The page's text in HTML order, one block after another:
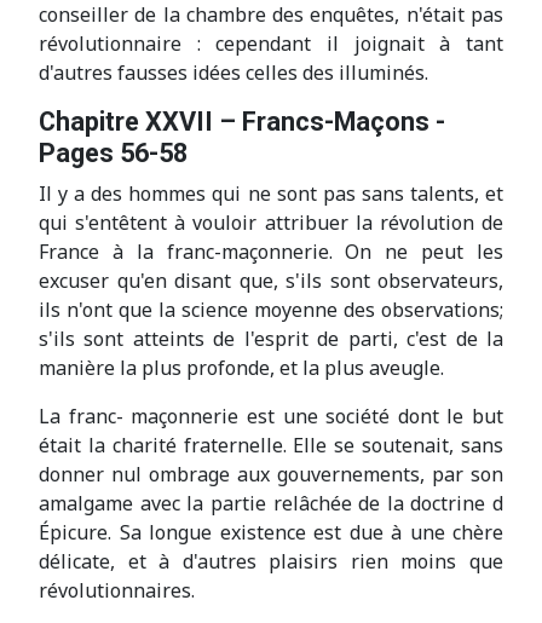
conseiller de la chambre des enquêtes, n'était pas
révolutionnaire : cependant il joignait à tant
d'autres fausses idées celles des illuminés.
Chapitre XXVII – Francs-Maçons -
Pages 56-58
Il y a des hommes qui ne sont pas sans talents, et
qui s'entêtent à vouloir attribuer la révolution de
France à la franc-maçonnerie. On ne peut les
excuser qu'en disant que, s'ils sont observateurs,
ils n'ont que la science moyenne des observations;
s'ils sont atteints de l'esprit de parti, c'est de la
manière la plus profonde, et la plus aveugle.
La franc- maçonnerie est une société dont le but
était la charité fraternelle. Elle se soutenait, sans
donner nul ombrage aux gouvernements, par son
amalgame avec la partie relâchée de la doctrine d
Épicure. Sa longue existence est due à une chère
délicate, et à d'autres plaisirs rien moins que
révolutionnaires.